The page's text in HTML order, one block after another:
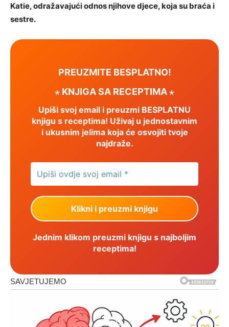
Katie, odražavajući odnos njihove djece, koja su braća i
sestre.
PREUZMITE BESPLATNO!
⋆ KNJIGA SA RECEPTIMA ⋆
Upiši svoj email i preuzmi BESPLATNU
knjigu s receptima! Uživaj u jednostavnim
i ukusnim jelima koja će osvojiti tvoje
najdraže.
Jednim klikom preuzmi knjigu s najboljim
receptima!